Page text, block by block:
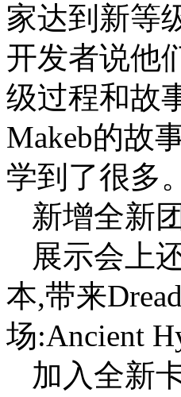
家达到新等
开发者说他
级过程和故
Makeb的故
学到了很多。
新增全新
展示会上
本,带来
场:Ancient
加入全新